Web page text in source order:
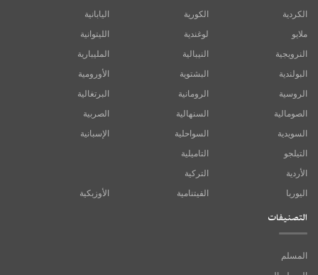
اليابانية الكورية الكردية
الليتوانية لوغندية ملايو
المليبارية النيبالية النرويجية
الأورومية البشتوية البولندية
البرتغالية الرومانية الروسية
الصربية السنهالية الصومالية
الإسبانية السواحلية السويدية
التاميلية التيلجو
التركية الأردية
الأوزبكية الفيتنامية اليوربا
التصنيفات
المسلم